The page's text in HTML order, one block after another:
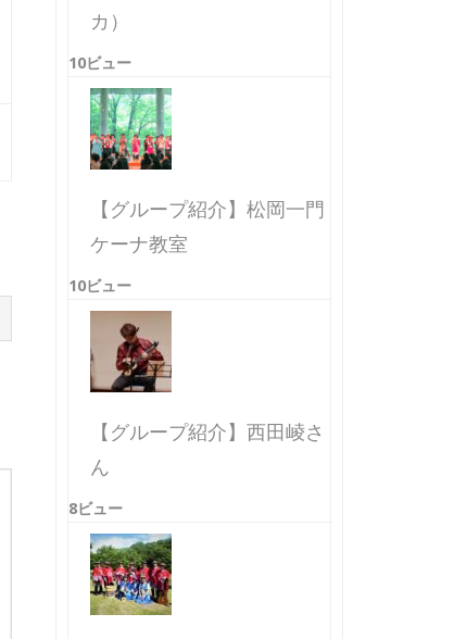
カ）
10ビュー
【グループ紹介】松岡一門
ケーナ教室
10ビュー
【グループ紹介】西田崚さ
ん
8ビュー